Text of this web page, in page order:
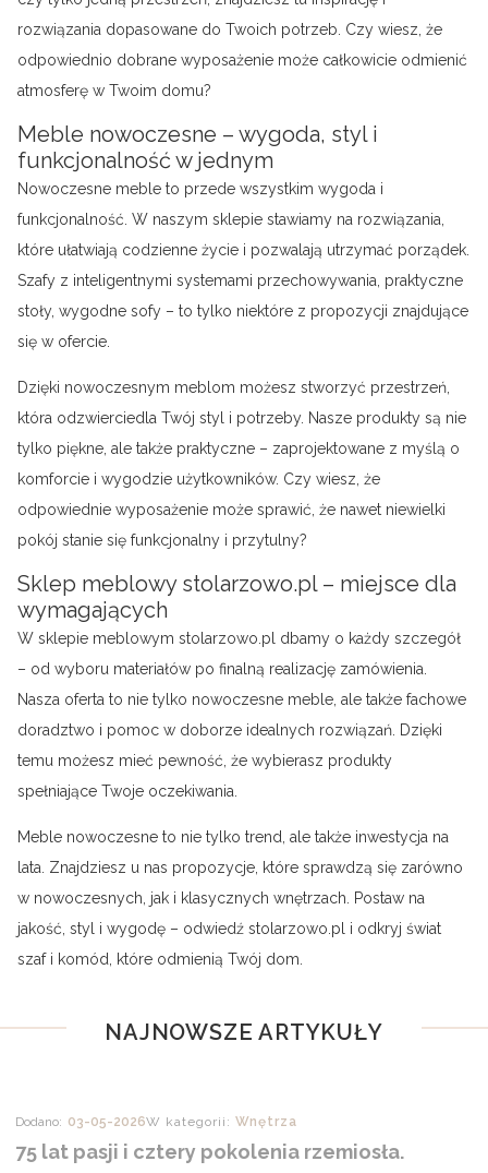
rozwiązania dopasowane do Twoich potrzeb. Czy wiesz, że
odpowiednio dobrane wyposażenie może całkowicie odmienić
atmosferę w Twoim domu?
Meble nowoczesne – wygoda, styl i
funkcjonalność w jednym
Nowoczesne meble to przede wszystkim wygoda i
funkcjonalność. W naszym sklepie stawiamy na rozwiązania,
które ułatwiają codzienne życie i pozwalają utrzymać porządek.
Szafy z inteligentnymi systemami przechowywania, praktyczne
stoły, wygodne sofy – to tylko niektóre z propozycji znajdujące
się w ofercie.
Dzięki nowoczesnym meblom możesz stworzyć przestrzeń,
która odzwierciedla Twój styl i potrzeby. Nasze produkty są nie
tylko piękne, ale także praktyczne – zaprojektowane z myślą o
komforcie i wygodzie użytkowników. Czy wiesz, że
odpowiednie wyposażenie może sprawić, że nawet niewielki
pokój stanie się funkcjonalny i przytulny?
Sklep meblowy stolarzowo.pl – miejsce dla
wymagających
W sklepie meblowym stolarzowo.pl dbamy o każdy szczegół
– od wyboru materiałów po finalną realizację zamówienia.
Nasza oferta to nie tylko nowoczesne meble, ale także fachowe
doradztwo i pomoc w doborze idealnych rozwiązań. Dzięki
temu możesz mieć pewność, że wybierasz produkty
spełniające Twoje oczekiwania.
Meble nowoczesne to nie tylko trend, ale także inwestycja na
lata. Znajdziesz u nas propozycje, które sprawdzą się zarówno
w nowoczesnych, jak i klasycznych wnętrzach. Postaw na
jakość, styl i wygodę – odwiedź stolarzowo.pl i odkryj świat
szaf i komód, które odmienią Twój dom.
NAJNOWSZE ARTYKUŁY
Wnętrza
03-05-2026
75 lat pasji i cztery pokolenia rzemiosła.